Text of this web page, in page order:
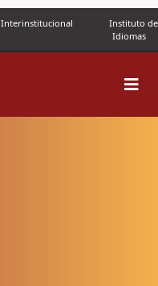
Interinstitucional
Instituto de
Idiomas